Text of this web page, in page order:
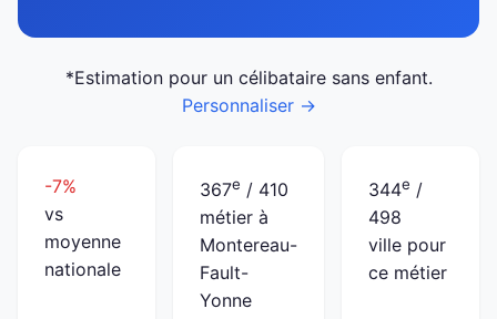
*Estimation pour un célibataire sans enfant.
Personnaliser →
-7%
vs
moyenne
nationale
367e / 410
métier à
Montereau-
Fault-
Yonne
344e /
498
ville pour
ce métier